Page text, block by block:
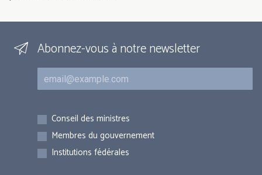
Abonnez-vous à notre newsletter
Courriel
Inscriptions
Conseil des ministres
Membres du gouvernement
Institutions fédérales